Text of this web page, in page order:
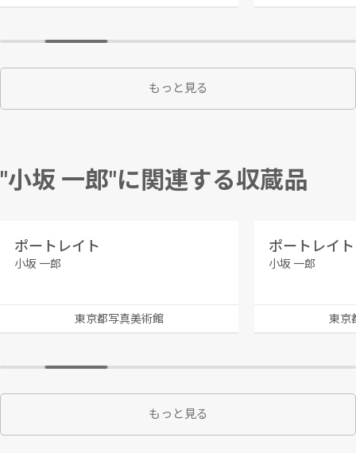
もっと見る
"小坂 一郎"に関連する収蔵品
ポートレイト
小坂 一郎
東京都写真美術館
ポートレイト
小坂 一郎
東京
もっと見る